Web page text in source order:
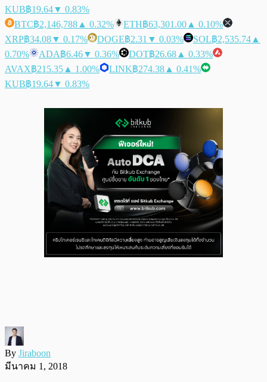
KUB฿19.64▼ 0.83%
BTC฿2,146,788 ▲ 0.32% ETH฿63,301.00 ▲ 0.10%
XRP฿34.08▼ 0.17% DOGE฿2.31 ▼ 0.03% SOL฿2,535.74 ▲
0.70%
ADA฿6.46▼ 0.36% DOT฿26.68 ▲ 0.33%
AVAX฿215.35 ▲ 1.00% LINK฿274.38 ▲ 0.41%
KUB฿19.64▼ 0.83%
By Jiraboon
มีนาคม 1, 2018